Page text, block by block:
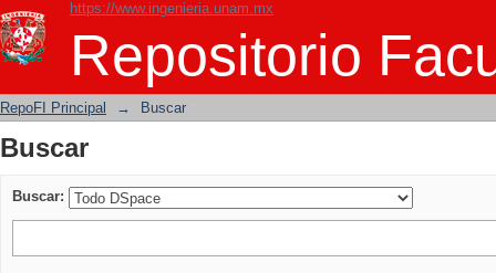
https://www.ingenieria.unam.mx
Repositorio
Buscar
RepoFI Principal → Buscar
Buscar
Buscar: